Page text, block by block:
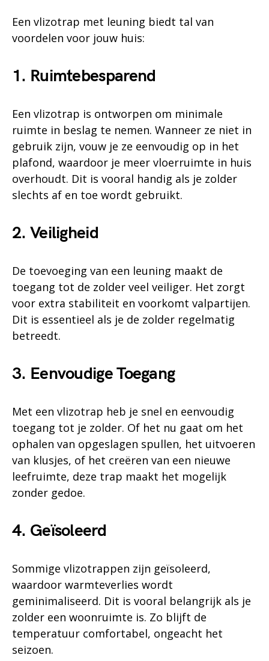
Een vlizotrap met leuning biedt tal van
voordelen voor jouw huis:
1. Ruimtebesparend
Een vlizotrap is ontworpen om minimale
ruimte in beslag te nemen. Wanneer ze niet in
gebruik zijn, vouw je ze eenvoudig op in het
plafond, waardoor je meer vloerruimte in huis
overhoudt. Dit is vooral handig als je zolder
slechts af en toe wordt gebruikt.
2. Veiligheid
De toevoeging van een leuning maakt de
toegang tot de zolder veel veiliger. Het zorgt
voor extra stabiliteit en voorkomt valpartijen.
Dit is essentieel als je de zolder regelmatig
betreedt.
3. Eenvoudige Toegang
Met een vlizotrap heb je snel en eenvoudig
toegang tot je zolder. Of het nu gaat om het
ophalen van opgeslagen spullen, het uitvoeren
van klusjes, of het creëren van een nieuwe
leefruimte, deze trap maakt het mogelijk
zonder gedoe.
4. Geïsoleerd
Sommige vlizotrappen zijn geïsoleerd,
waardoor warmteverlies wordt
geminimaliseerd. Dit is vooral belangrijk als je
zolder een woonruimte is. Zo blijft de
temperatuur comfortabel, ongeacht het
seizoen.